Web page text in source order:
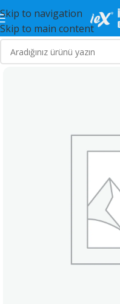
Skip to navigation
Skip to main content